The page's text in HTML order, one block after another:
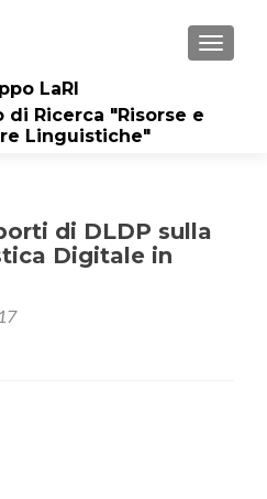
LaRI
di Ricerca "Risorse e
Linguistiche"
di DLDP sulla
Digitale in